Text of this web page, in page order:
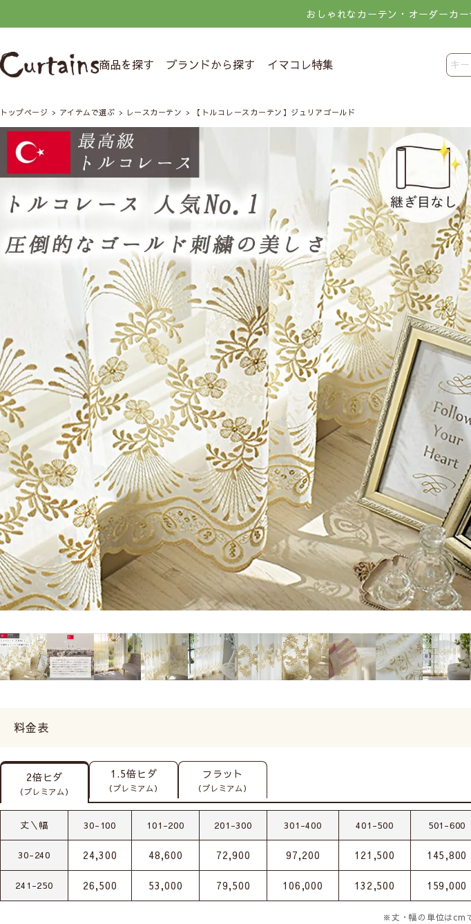
おしゃれなカーテン・オーダーカ
商品を探す ブランドから探す イマコレ特集
トップページ アイテムで選ぶ レースカーテン 【トルコレースカーテン】ジュリアゴールド
料金表
2倍ヒダ
（プレミアム）
1.5倍ヒダ
（プレミアム）
フラット
（プレミアム）
丈＼幅 30-100 101-200 201-300 301-400 401-500 501-600
30-240 24,300 48,600 72,900 97,200 121,500 145,800
241-250 26,500 53,000 79,500 106,000 132,500 159,000
※丈・幅の単位はcm